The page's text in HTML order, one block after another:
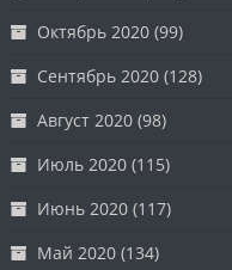
Октябрь 2020 (99)
Сентябрь 2020 (128)
Август 2020 (98)
Июль 2020 (115)
Июнь 2020 (117)
Май 2020 (134)